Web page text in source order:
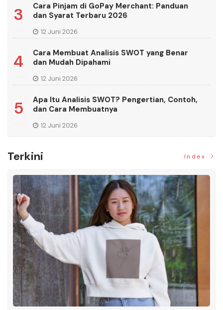
3
Cara Pinjam di GoPay Merchant: Panduan
dan Syarat Terbaru 2026
12 Juni 2026
4
Cara Membuat Analisis SWOT yang Benar
dan Mudah Dipahami
12 Juni 2026
5
Apa Itu Analisis SWOT? Pengertian, Contoh,
dan Cara Membuatnya
12 Juni 2026
Terkini Index